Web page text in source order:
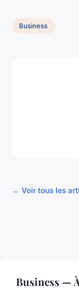
Business
← Voir tous les
Business —